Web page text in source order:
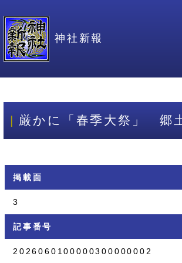
神社新報
厳かに「春季大祭」 郷
掲載面
3
記事番号
2026060100000300000002